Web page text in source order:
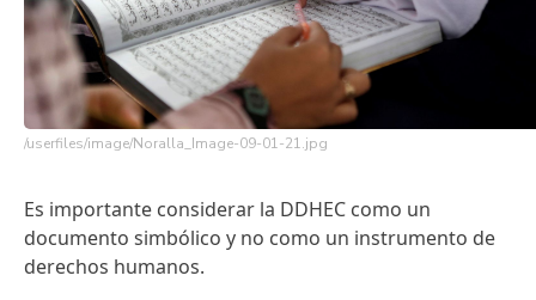
/userfiles/image/Noralla_Image-09-01-21.jpg
Es importante considerar la DDHEC como un
documento simbólico y no como un instrumento de
derechos humanos.